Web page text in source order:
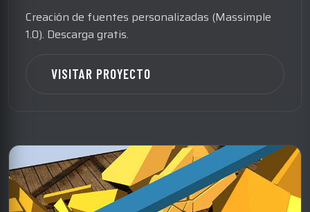
Creación de fuentes personalizadas (Massimple
1.0). Descarga gratis.
VISITAR PROYECTO